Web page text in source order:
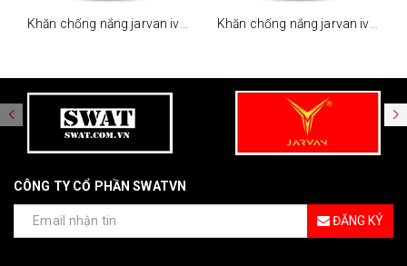
CÔNG TY CỔ PHẦN SWATVN
ĐĂNG KÝ